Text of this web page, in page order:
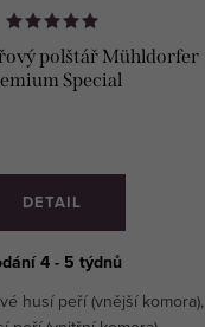
polštář Mühldorfer
Special
DETAIL
4 - 5 týdnů
husí peří (vnější komora),